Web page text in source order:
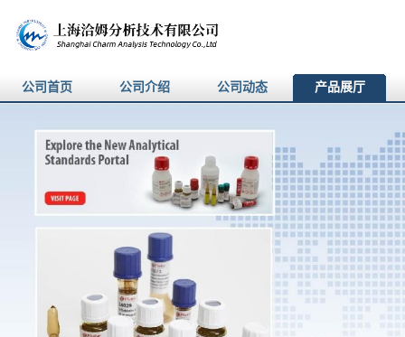
公司首页 公司介绍 公司动态 产品展厅